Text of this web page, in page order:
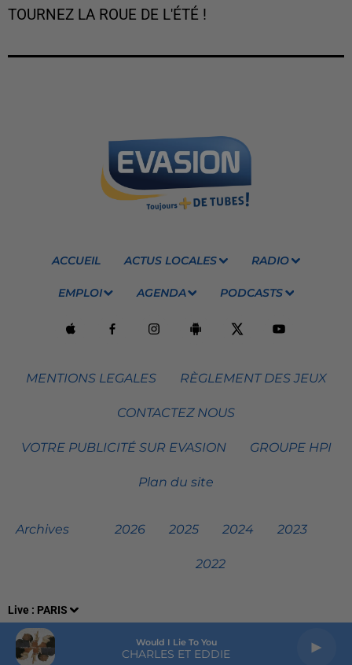
Live : PARIS
Would I Lie To You
CHARLES ET EDDIE
TOURNEZ LA ROUE DE L'ÉTÉ !
ACCUEIL ACTUS LOCALES RADIO
EMPLOI AGENDA PODCASTS
MENTIONS LEGALES RÈGLEMENT DES JEUX
CONTACTEZ NOUS
VOTRE PUBLICITÉ SUR EVASION GROUPE HPI
Plan du site
Archives 2026 2025 2024 2023
2022